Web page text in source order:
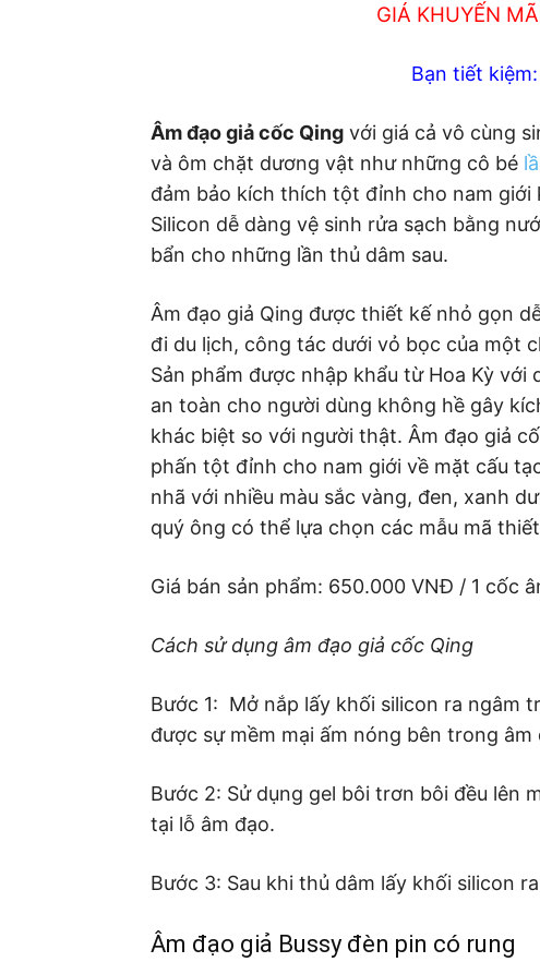
GIÁ KHUYẾN
Bạn tiết
Âm đạo giả cốc Qing với giá cả vô cùng
và ôm chặt dương vật như những cô bé
đảm bảo kích thích tột đỉnh cho nam giới
Silicon dễ dàng vệ sinh rửa sạch bằng
bẩn cho những lần thủ dâm sau.
Âm đạo giả Qing được thiết kế nhỏ gọn
đi du lịch, công tác dưới vỏ bọc của một
Sản phẩm được nhập khẩu từ Hoa Kỳ
an toàn cho người dùng không hề gây
khác biệt so với người thật. Âm đạo giả
phấn tột đỉnh cho nam giới về mặt cấu
nhã với nhiều màu sắc vàng, đen, xanh
quý ông có thể lựa chọn các mẫu mã
Giá bán sản phẩm: 650.000 VNĐ / 1 cốc
Cách sử dụng âm đạo giả cốc Qing
Bước 1: Mở nắp lấy khối silicon ra ngâm
được sự mềm mại ấm nóng bên trong
Bước 2: Sử dụng gel bôi trơn bôi đều lên
tại lỗ âm đạo.
Bước 3: Sau khi thủ dâm lấy khối silicon
Âm đạo giả Bussy đèn pin có rung